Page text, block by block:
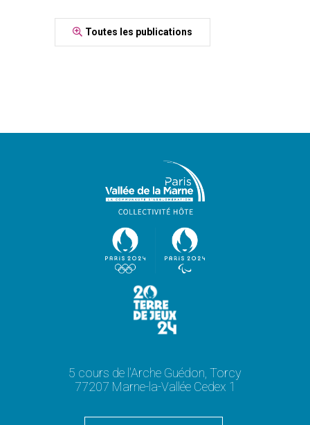
Toutes les publications
5 cours de l'Arche Guédon, Torcy
77207 Marne-la-Vallée Cedex 1